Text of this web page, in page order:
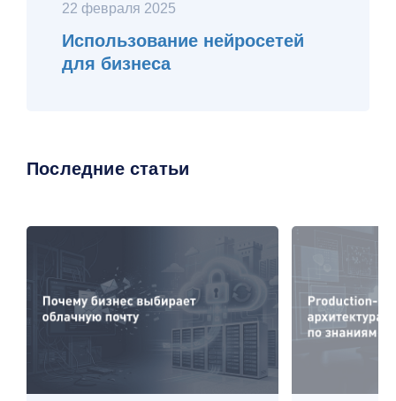
22 февраля 2025
Использование нейросетей
для бизнеса
Последние статьи